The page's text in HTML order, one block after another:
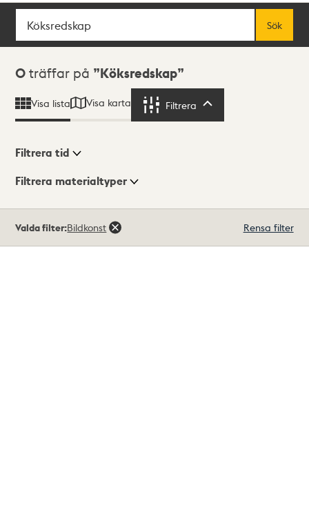
Sök
Sök
Sökresultat
0 träffar på Köksredskap
Visa lista Visa karta Filtrera
Visningsläge
Filtrera tid
Filtrera materialtyper
träffar
Valda filter:Bildkonst Rensa filter